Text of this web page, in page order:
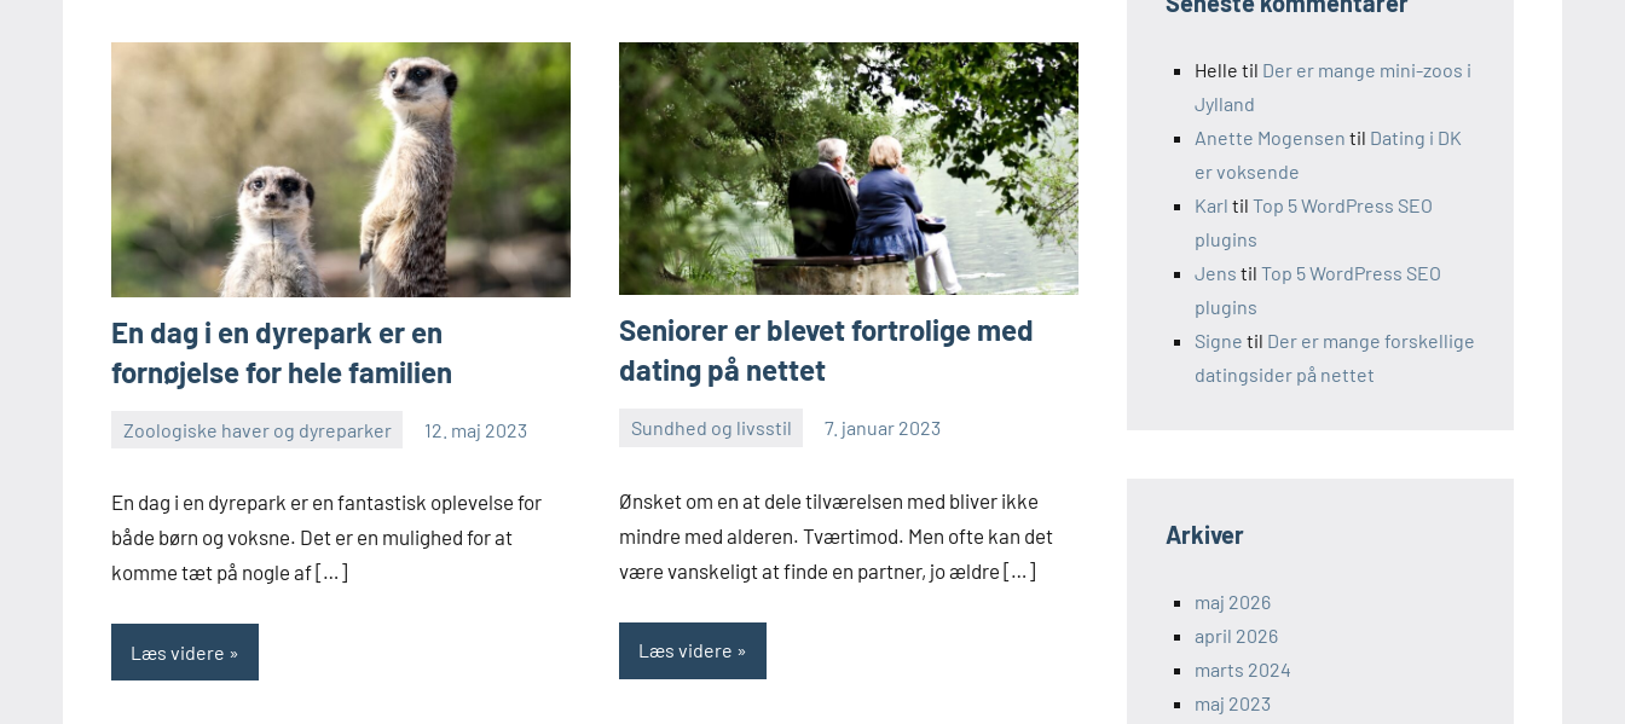
En dag i en dyrepark er en
fornøjelse for hele familien
Zoologiske haver og dyreparker 12. maj 2023
Skribenten
En dag i en dyrepark er en fantastisk oplevelse for
både børn og voksne. Det er en mulighed for at
komme tæt på nogle af […]
Læs videre
Seniorer er blevet fortrolige med
dating på nettet
Sundhed og livsstil 7. januar 2023
Ønsket om en at dele tilværelsen med bliver ikke
mindre med alderen. Tværtimod. Men ofte kan det
være vanskeligt at finde en partner, jo ældre […]
Læs videre
Helle til Der er mange mini-zoos i
Jylland
Anette Mogensen til Dating i DK
er voksende
Karl til Top 5 WordPress SEO
plugins
Jens til Top 5 WordPress SEO
plugins
Signe til Der er mange forskellige
datingsider på nettet
Arkiver
maj 2026
april 2026
marts 2024
maj 2023